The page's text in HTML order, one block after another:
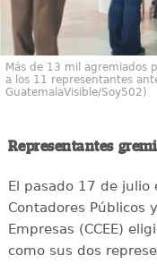
Más de 13 mil agremiados
a los 11 representantes
GuatemalaVisible/Soy502)
Representantes
El pasado 17 de julio
Contadores Públicos
Empresas (CCEE)
como sus dos